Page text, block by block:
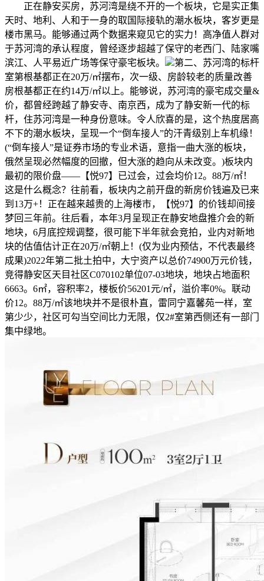
正在静安买房，苏河湾是绕不开的一个板块，它是实正集
天时、地利、人和于一身的取国际接轨的潮水板块，客岁更是
楼市黑马。能够通过两个数据来窥见它的实力！高净值人群对
于苏河湾的承认程度，曾经逐步超越了保守的老西门、陆家嘴
滨江、人平易近广场等保守豪宅板块。
第二、苏河湾的标杆
室第根基都正在20万/㎡摆布，次一级、房龄较老的质量改善
房根基都正在约14万/㎡以上。能够说，苏河湾的豪宅成交量&
价，都曾经跨越了静安寺、南京西，成为了静安新一代的标
杆，住苏河湾是一种身份意味。令人欣喜的是，这个热度居高
不下的潮水板块，呈现一个“倒车接人”的汗青级别上车机缘！
(“倒车接人”是证券市场的专业术语，意指一曲大涨的板块，
俄然呈现必然幅度的回撤，但大涨的趋向从未改变。)板块内
最初的限价盘——【悦97】已过会，过会均价12。88万/㎡！
这是什么概念？往前看，板块内之前开盘的新房价钱遍及已来
到13万+！正在越来越贵的上海楼市，【悦97】的价钱却间接
梦回三年前。往后看，本年3月呈现正在静安地盘推介会的新
地块，6月底控规调整，很可能下半年就会竞拍，业内对新地
块的估值估计正在20万/㎡朝上！(仅为业内预估，不代表最终
成果)2022年第二批土拍中，大宁资产以总价74900万元价钱，
竞得静安区天目社区C070102单位07-03地块，地块占地面积
6663。6㎡，容积率2，楼板价56201元/㎡，溢价率0%。联动
价12。88万/㎡该地块并不是很朴直，雷同宁嘉馨苑一样，室
第少少，社区可勾当空间比力无限，仅2#室第西侧还有一部门
集中绿地。